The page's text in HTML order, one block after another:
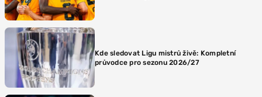
Kde sledovat Ligu mistrů živě: Kompletní
průvodce pro sezonu 2026/27